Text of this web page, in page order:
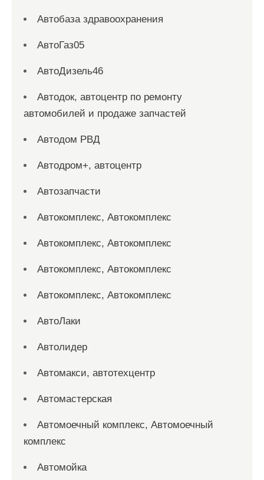
Автобаза здравоохранения
АвтоГаз05
АвтоДизель46
Автодок, автоцентр по ремонту
автомобилей и продаже запчастей
Автодом РВД
Автодром+, автоцентр
Автозапчасти
Автокомплекс, Автокомплекс
Автокомплекс, Автокомплекс
Автокомплекс, Автокомплекс
Автокомплекс, Автокомплекс
АвтоЛаки
Автолидер
Автомакси, автотехцентр
Автомастерская
Автомоечный комплекс, Автомоечный
комплекс
Автомойка